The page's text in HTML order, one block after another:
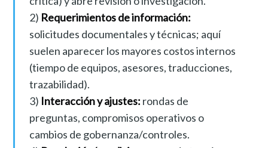
2) Requerimientos de información:
solicitudes documentales y técnicas; aquí
suelen aparecer los mayores costos internos
(tiempo de equipos, asesores, traducciones,
trazabilidad).
3) Interacción y ajustes: rondas de
preguntas, compromisos operativos o
cambios de gobernanza/controles.